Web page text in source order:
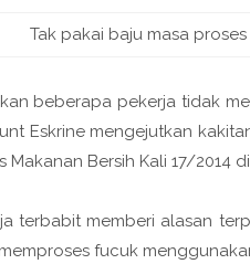
Tak pakai baju masa
beberapa pekerja tidak
Eskrine mengejutkan
Makanan Bersih Kali 17/2014
terbabit memberi alasan
fucuk